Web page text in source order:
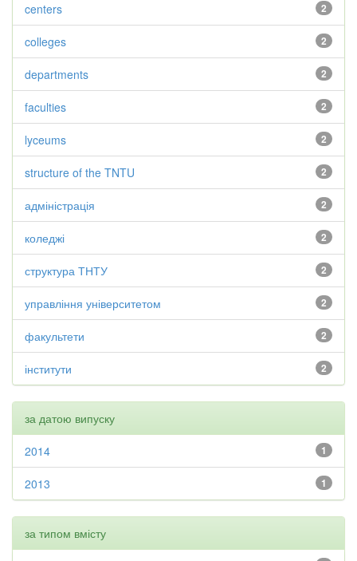
2
centers
2
colleges
2
departments
2
faculties
2
lyceums
2
structure of the TNTU
2
адміністрація
2
коледжі
2
структура ТНТУ
2
управління університетом
2
факультети
2
інститути
за датою випуску
1
2014
1
2013
за типом вмісту